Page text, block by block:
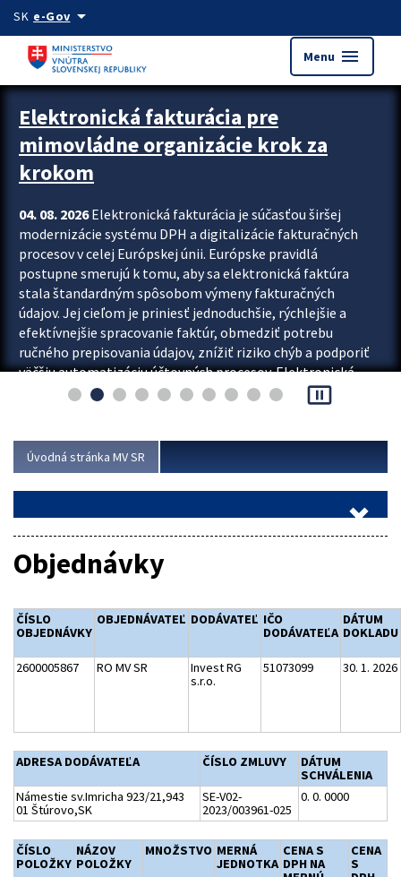
Preskocit na hlavný obsah
SK e-Govarrow_drop_down
Menu menu
Zastavit automatický posun upútavok
Elektronická fakturácia pre
mimovládne organizácie krok za
krokom
04. 08. 2026Elektronická fakturácia je súčasťou širšej
modernizácie systému DPH a digitalizácie fakturačných
procesov v celej Európskej únii. Európske pravidlá
postupne smerujú k tomu, aby sa elektronická faktúra
stala štandardným spôsobom výmeny fakturačných
údajov. Jej cieľom je priniesť jednoduchšie, rýchlejšie a
efektívnejšie spracovanie faktúr, obmedziť potrebu
ručného prepisovania údajov, znížiť riziko chýb a podporiť
väčšiu automatizáciu účtovných procesov. Elektronická
fakturácia preto nepredstavuje...
pause_presentation
Úvodná stránka MV SR
Objednávky
ČÍSLO
OBJEDNÁVKY
OBJEDNÁVATEĽ DODÁVATEĽ IČO
DODÁVATEĽA
DÁTUM
DOKLADU
2600005867 RO MV SR
Invest RG
s.r.o.
51073099 30. 1. 2026
ADRESA DODÁVATEĽA ČÍSLO ZMLUVY
DÁTUM
SCHVÁLENIA
Námestie sv.Imricha 923/21,943
01 Štúrovo,SK
SE-V02-
2023/003961-025
0. 0. 0000
ČÍSLO
POLOŽKY
NÁZOV
POLOŽKY
MNOŽSTVO MERNÁ
JEDNOTKA
CENA S
DPH NA
CENA
S